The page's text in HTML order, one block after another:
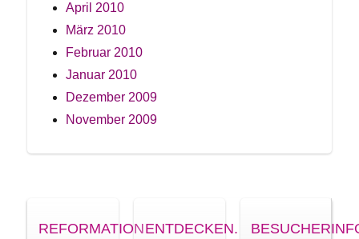
April 2010
März 2010
Februar 2010
Januar 2010
Dezember 2009
November 2009
REFORMATIONENTDECKEN.